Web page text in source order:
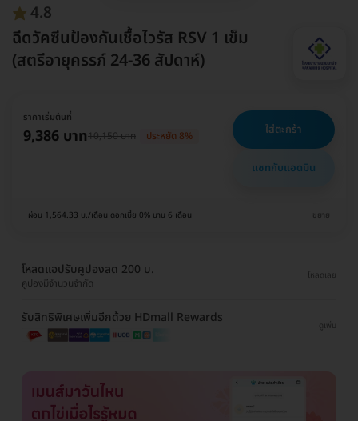
4.8
ฉีดวัคซีนป้องกันเชื้อไวรัส RSV 1 เข็ม
(สตรีอายุครรภ์ 24-36 สัปดาห์)
ราคาเริ่มต้นที่
9,386 บาท10,150 บาท ประหยัด 8% ใส่ตะกร้า
แชทกับแอดมิน
ผ่อน 1,564.33 บ./เดือน ดอกเบี้ย 0% นาน 6 เดือน ขยาย
โหลดแอปรับคูปองลด 200 บ.
คูปองมีจำนวนจำกัด
โหลดเลย
รับสิทธิพิเศษเพิ่มอีกด้วย HDmall Rewards
ดูเพิ่ม